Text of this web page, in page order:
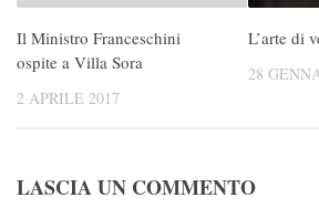
Il Ministro Franceschini
ospite a Villa Sora
2 APRILE 2017
L’arte di
28
LASCIA UN COMMENTO